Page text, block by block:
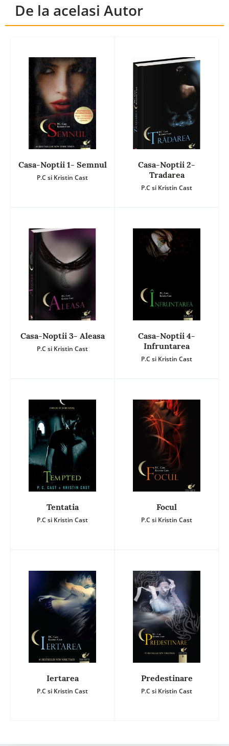
De la acelasi Autor
Casa-Noptii 1- Semnul
P.C si Kristin Cast
Casa-Noptii 2-
Tradarea
P.C si Kristin Cast
Casa-Noptii 3- Aleasa
P.C si Kristin Cast
Casa-Noptii 4-
Infruntarea
P.C si Kristin Cast
Tentatia
P.C si Kristin Cast
Focul
P.C si Kristin Cast
Iertarea
P.C si Kristin Cast
Predestinare
P.C si Kristin Cast